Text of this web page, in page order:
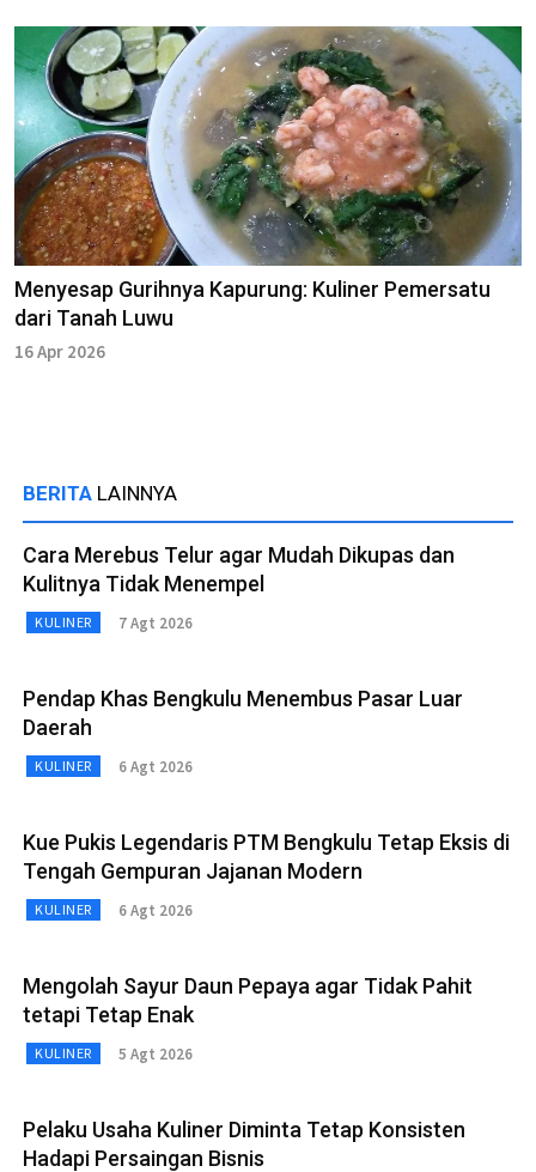
Menyesap Gurihnya Kapurung: Kuliner Pemersatu
dari Tanah Luwu
16 Apr 2026
BERITA LAINNYA
Cara Merebus Telur agar Mudah Dikupas dan
Kulitnya Tidak Menempel
KULINER 7 Agt 2026
Pendap Khas Bengkulu Menembus Pasar Luar
Daerah
KULINER 6 Agt 2026
Kue Pukis Legendaris PTM Bengkulu Tetap Eksis di
Tengah Gempuran Jajanan Modern
KULINER 6 Agt 2026
Mengolah Sayur Daun Pepaya agar Tidak Pahit
tetapi Tetap Enak
KULINER 5 Agt 2026
Pelaku Usaha Kuliner Diminta Tetap Konsisten
Hadapi Persaingan Bisnis